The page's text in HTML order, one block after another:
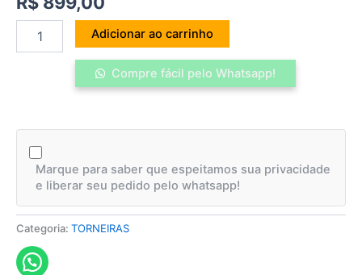
Adicionar ao carrinho
Compre fácil pelo Whatsapp!
Marque para saber que espeitamos sua privacidade
e liberar seu pedido pelo whatsapp!
Categoria: TORNEIRAS